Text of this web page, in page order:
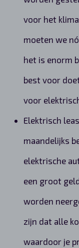
voor het
moeten we
het is enorm
best voor
voor
Elektrisch
maandelijks
elektrische
een groot
worden
zijn dat alle
waardoor je